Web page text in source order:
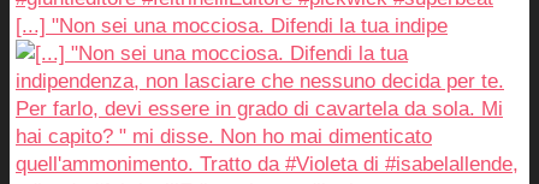
[...] "Non sei una mocciosa. Difendi la tua indipe